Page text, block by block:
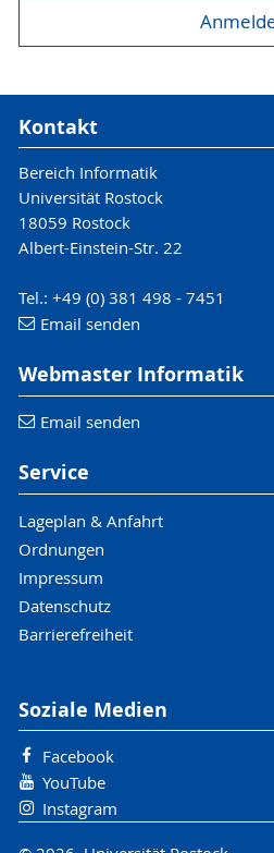
Kontakt
Bereich Informatik
Universität Rostock
18059 Rostock
Albert-Einstein-Str. 22
Tel.: +49 (0) 381 498 - 7451
Email senden
Webmaster Informatik
Email senden
Service
Lageplan & Anfahrt
Ordnungen
Impressum
Datenschutz
Barrierefreiheit
Soziale Medien
Facebook
YouTube
Instagram